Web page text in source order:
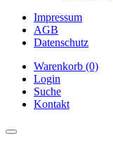
Impressum
AGB
Datenschutz
Warenkorb (0)
Login
Suche
Kontakt